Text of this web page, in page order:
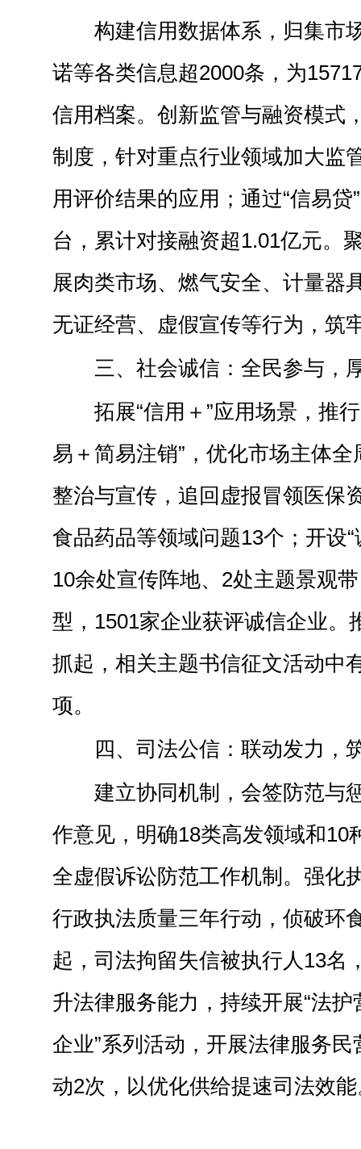
构建信用数据体系，归集市
诺等各类信息超2000条，为
信用档案。 创新监管与融资模式
制度，针对重点行业领域加大监
用评价结果的应用； 通过“信易贷
台，累计对接融资超1.01亿元。
展肉类市场、燃气安全、计量器
无证经营、虚假宣传等行为， 筑
三、社会诚信：全民参与，
拓展“信用＋”应用场景，推
易＋简易注销”，优化市场主体全
整治与宣传，追回虚报冒领医保
食品药品等领域问题13个； 开设
10余处宣传阵地、 2处主题景观
型，1501家企业获评诚信企业。
抓起，相关主题书信征文活动中
项。
四、司法公信：联动发力，
建立协同机制，会签防范与
作意见，明确18类高发领域和10
全虚假诉讼防范工作机制。 强化
行政执法质量三年行动，侦破环
起，司法拘留失信被执行人 13名
升法律服务能力， 持续开展“法护
企业”系列活动， 开展法律服务民
动2次， 以优化供给提速司法效